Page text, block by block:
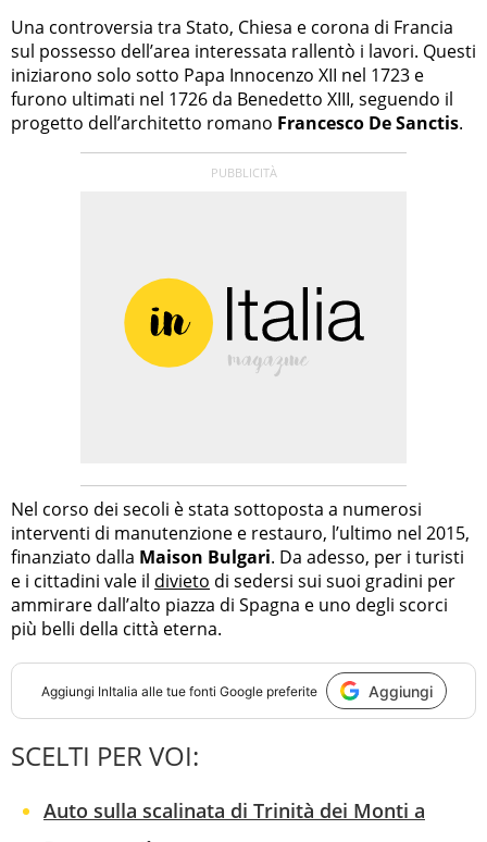
Una controversia tra Stato, Chiesa e corona di Francia
sul possesso dell’area interessata rallentò i lavori. Questi
iniziarono solo sotto Papa Innocenzo XII nel 1723 e
furono ultimati nel 1726 da Benedetto XIII, seguendo il
progetto dell’architetto romano Francesco De Sanctis.
Nel corso dei secoli è stata sottoposta a numerosi
interventi di manutenzione e restauro, l’ultimo nel 2015,
finanziato dalla Maison Bulgari. Da adesso, per i turisti
e i cittadini vale il divieto di sedersi sui suoi gradini per
ammirare dall’alto piazza di Spagna e uno degli scorci
più belli della città eterna.
Aggiungi InItalia alle tue fonti Google preferite Aggiungi
SCELTI PER VOI:
Auto sulla scalinata di Trinità dei Monti a